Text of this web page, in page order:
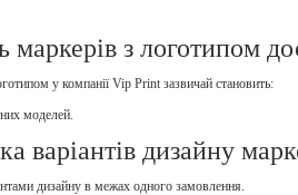
маркерів з логотипом
у компанії Vip Print зазвичай становить:
моделей.
варіантів дизайну
дизайну в межах одного замовлення.